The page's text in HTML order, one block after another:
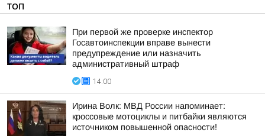
ТОП
При первой же проверке инспектор
Госавтоинспекции вправе вынести
предупреждение или назначить
административный штраф
14:00
Ирина Волк: МВД России напоминает:
кроссовые мотоциклы и питбайки являются
источником повышенной опасности!